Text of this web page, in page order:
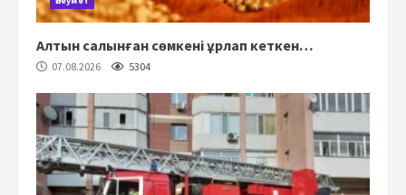
Алтын салынған сөмкені ұрлап кеткен…
07.08.2026 5304